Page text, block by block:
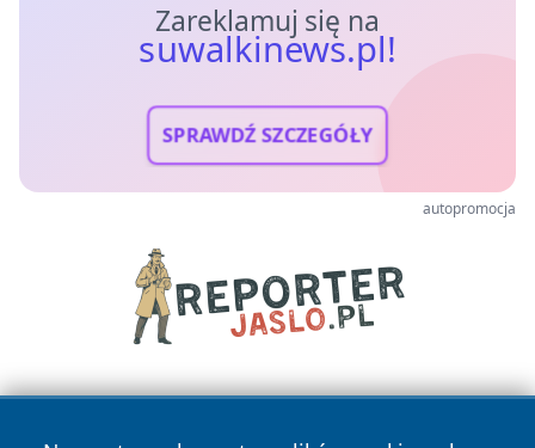
Zareklamuj się na
suwalkinews.pl!
SPRAWDŹ SZCZEGÓŁY
autopromocja